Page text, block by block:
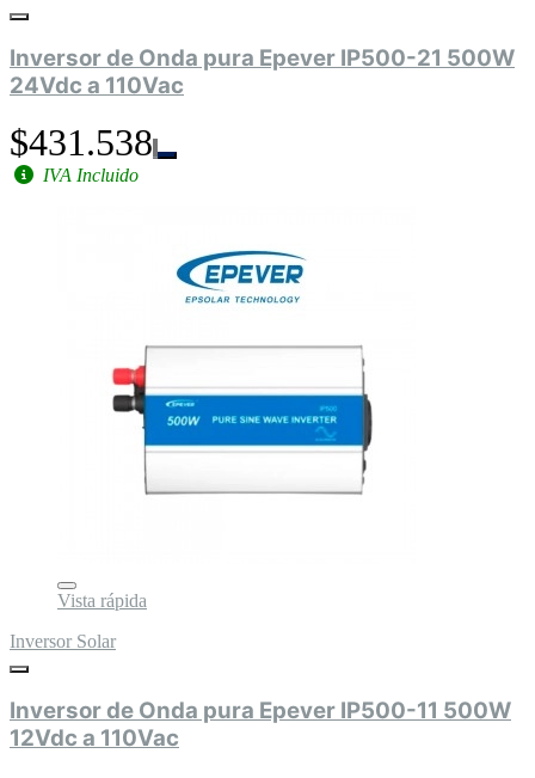
Inversor de Onda pura Epever IP500-21 500W
24Vdc a 110Vac
$431.538
IVA Incluido
Vista rápida
Inversor Solar
Inversor de Onda pura Epever IP500-11 500W
12Vdc a 110Vac